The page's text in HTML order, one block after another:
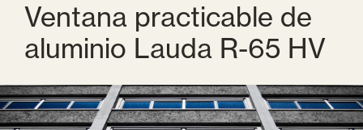
Ventana practicable de
aluminio Lauda R-65 HV